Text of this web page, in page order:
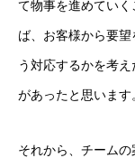
て物事を進めていく
ば、お客様から要
う対応するかを考
があったと思います
それから、チーム